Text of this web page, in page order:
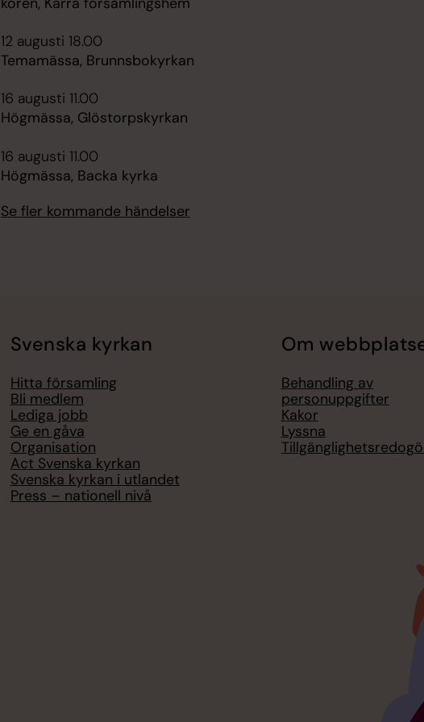
12 augusti 18.00
Temamässa, Brunnsbokyrkan
16 augusti 11.00
Högmässa, Glöstorpskyrkan
16 augusti 11.00
Högmässa, Backa kyrka
Se fler kommande händelser
Svenska kyrkan
Hitta församling
Bli medlem
Lediga jobb
Ge en gåva
Organisation
Act Svenska kyrkan
Svenska kyrkan i utlandet
Press – nationell nivå
Om
Behandling av
personuppgifter
Kakor
Lyssna